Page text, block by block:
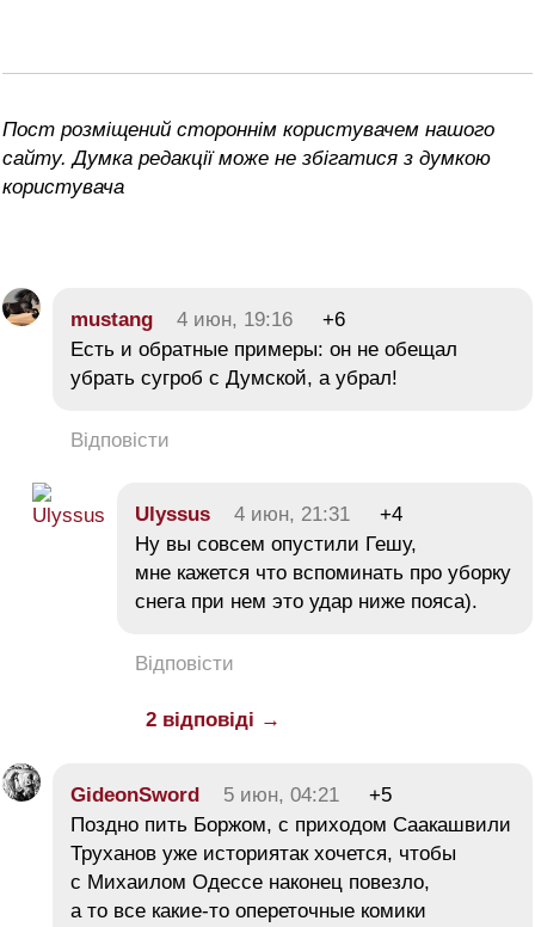
Пост розміщений стороннім користувачем нашого
сайту. Думка редакції може не збігатися з думкою
користувача
mustang 4 июн, 19:16
+6
Есть и обратные примеры: он не обещал
убрать сугроб с Думской, а убрал!
Відповісти
Ulyssus 4 июн, 21:31
+4
Ну вы совсем опустили Гешу,
мне кажется что вспоминать про уборку
снега при нем это удар ниже пояса).
Відповісти
2 відповіді →
GideonSword 5 июн, 04:21
+5
Поздно пить Боржом, с приходом Саакашвили
Труханов уже историятак хочется, чтобы
с Михаилом Одессе наконец повезло,
а то все какие-то опереточные комики